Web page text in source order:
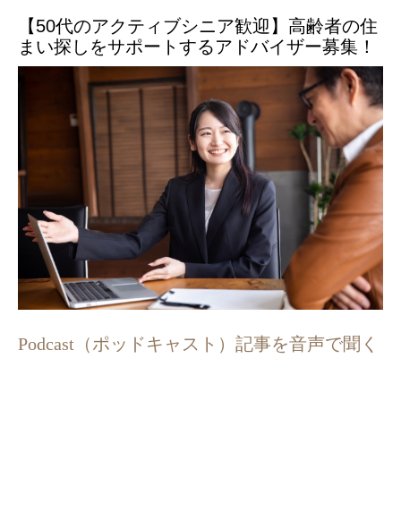
【50代のアクティブシニア歓迎】高齢者の住
まい探しをサポートするアドバイザー募集！
Podcast（ポッドキャスト）記事を音声で聞く